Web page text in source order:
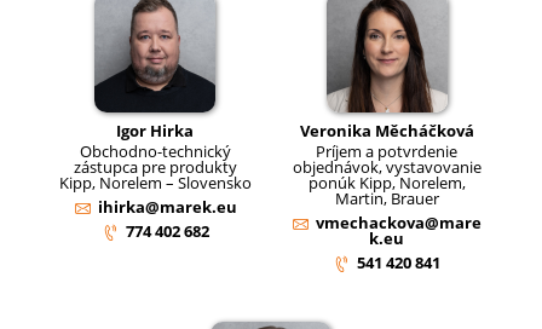
Igor Hirka
Obchodno-technický
zástupca pre produkty
Kipp, Norelem – Slovensko
ihirka@marek.eu
774 402 682
Veronika Měcháčková
Príjem a potvrdenie
objednávok, vystavovanie
ponúk Kipp, Norelem,
Martin, Brauer
vmechackova@mare
k.eu
541 420 841